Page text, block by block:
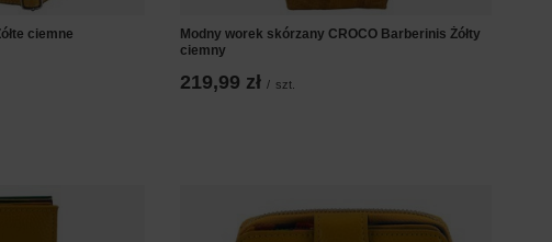
ciemne
Modny worek skórzany CROCO Barberinis Żółty
ciemny
219,99 zł / szt.